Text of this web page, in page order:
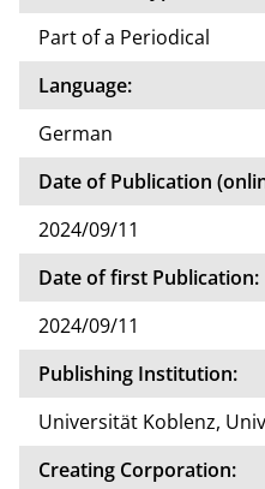
Part of a Periodical
Language:
German
Date of Publication
2024/09/11
Date of first Publication:
2024/09/11
Publishing Institution:
Universität Koblenz,
Creating Corporation: